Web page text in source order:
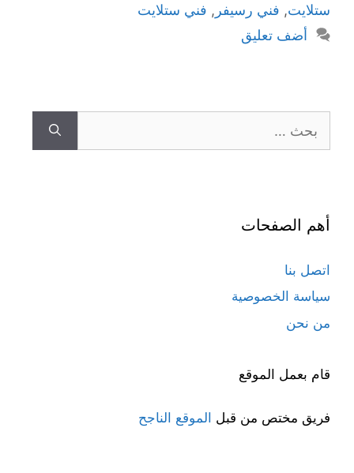
ستلايت, فني رسيفر , فني ستلايت
أضف تعليق
عن:
أهم الصفحات
اتصل بنا
سياسة الخصوصية
من نحن
قام بعمل الموقع
فريق مختص من قبل الموقع الناجح